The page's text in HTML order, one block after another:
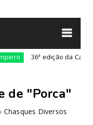
36ª edição da Cavalgada
de "Porca"
Chasques Diversos